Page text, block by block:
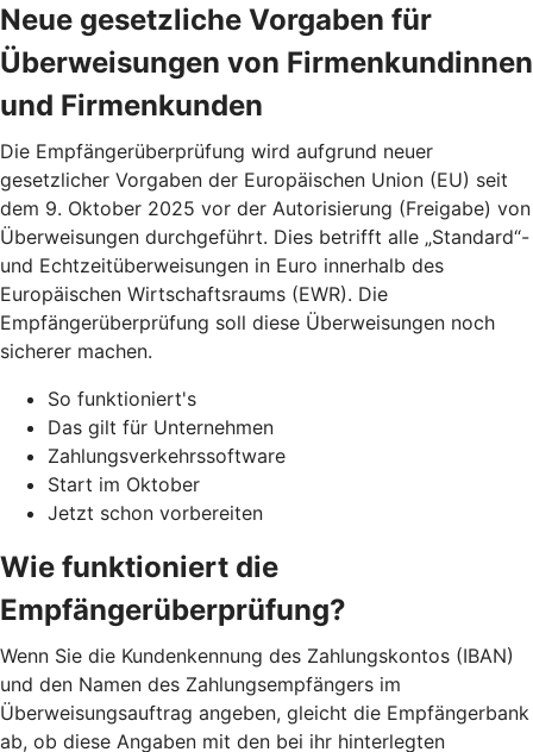
Neue gesetzliche Vorgaben für
Überweisungen von Firmenkundinnen
und Firmenkunden
Die Empfängerüberprüfung wird aufgrund neuer
gesetzlicher Vorgaben der Europäischen Union (EU) seit
dem 9. Oktober 2025 vor der Autorisierung (Freigabe) von
Überweisungen durchgeführt. Dies betrifft alle „Standard“-
und Echtzeitüberweisungen in Euro innerhalb des
Europäischen Wirtschaftsraums (EWR). Die
Empfängerüberprüfung soll diese Überweisungen noch
sicherer machen.
So funktioniert's
Das gilt für Unternehmen
Zahlungsverkehrssoftware
Start im Oktober
Jetzt schon vorbereiten
Wie funktioniert die
Empfängerüberprüfung?
Wenn Sie die Kundenkennung des Zahlungskontos (IBAN)
und den Namen des Zahlungsempfängers im
Überweisungsauftrag angeben, gleicht die Empfängerbank
ab, ob diese Angaben mit den bei ihr hinterlegten